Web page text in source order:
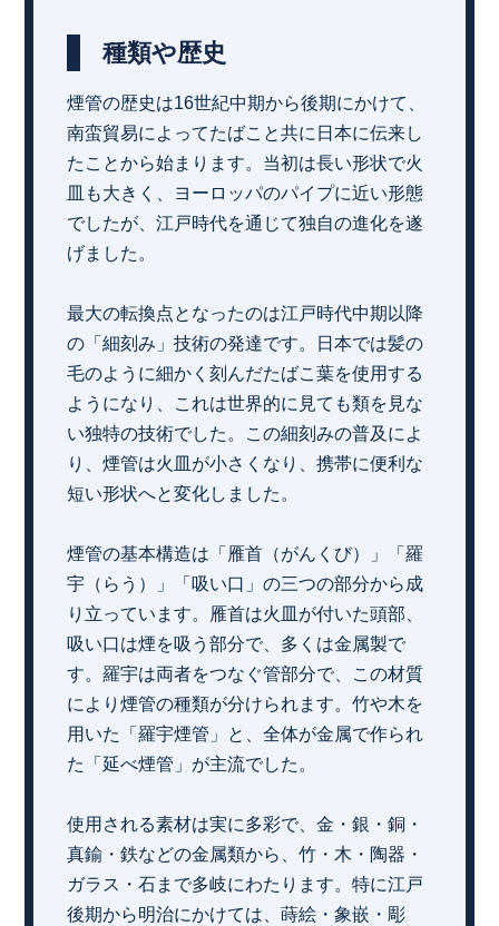
種類や歴史
煙管の歴史は16世紀中期から後期にかけて、
南蛮貿易によってたばこと共に日本に伝来し
たことから始まります。当初は長い形状で火
皿も大きく、ヨーロッパのパイプに近い形態
でしたが、江戸時代を通じて独自の進化を遂
げました。
最大の転換点となったのは江戸時代中期以降
の「細刻み」技術の発達です。日本では髪の
毛のように細かく刻んだたばこ葉を使用する
ようになり、これは世界的に見ても類を見な
い独特の技術でした。この細刻みの普及によ
り、煙管は火皿が小さくなり、携帯に便利な
短い形状へと変化しました。
煙管の基本構造は「雁首（がんくび）」「羅
宇（らう）」「吸い口」の三つの部分から成
り立っています。雁首は火皿が付いた頭部、
吸い口は煙を吸う部分で、多くは金属製で
す。羅宇は両者をつなぐ管部分で、この材質
により煙管の種類が分けられます。竹や木を
用いた「羅宇煙管」と、全体が金属で作られ
た「延べ煙管」が主流でした。
使用される素材は実に多彩で、金・銀・銅・
真鍮・鉄などの金属類から、竹・木・陶器・
ガラス・石まで多岐にわたります。特に江戸
後期から明治にかけては、蒔絵・象嵌・彫